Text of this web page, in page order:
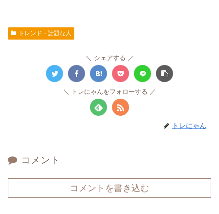
トレンド・話題な人
シェアする
トレにゃんをフォローする
トレにゃん
コメント
コメントを書き込む